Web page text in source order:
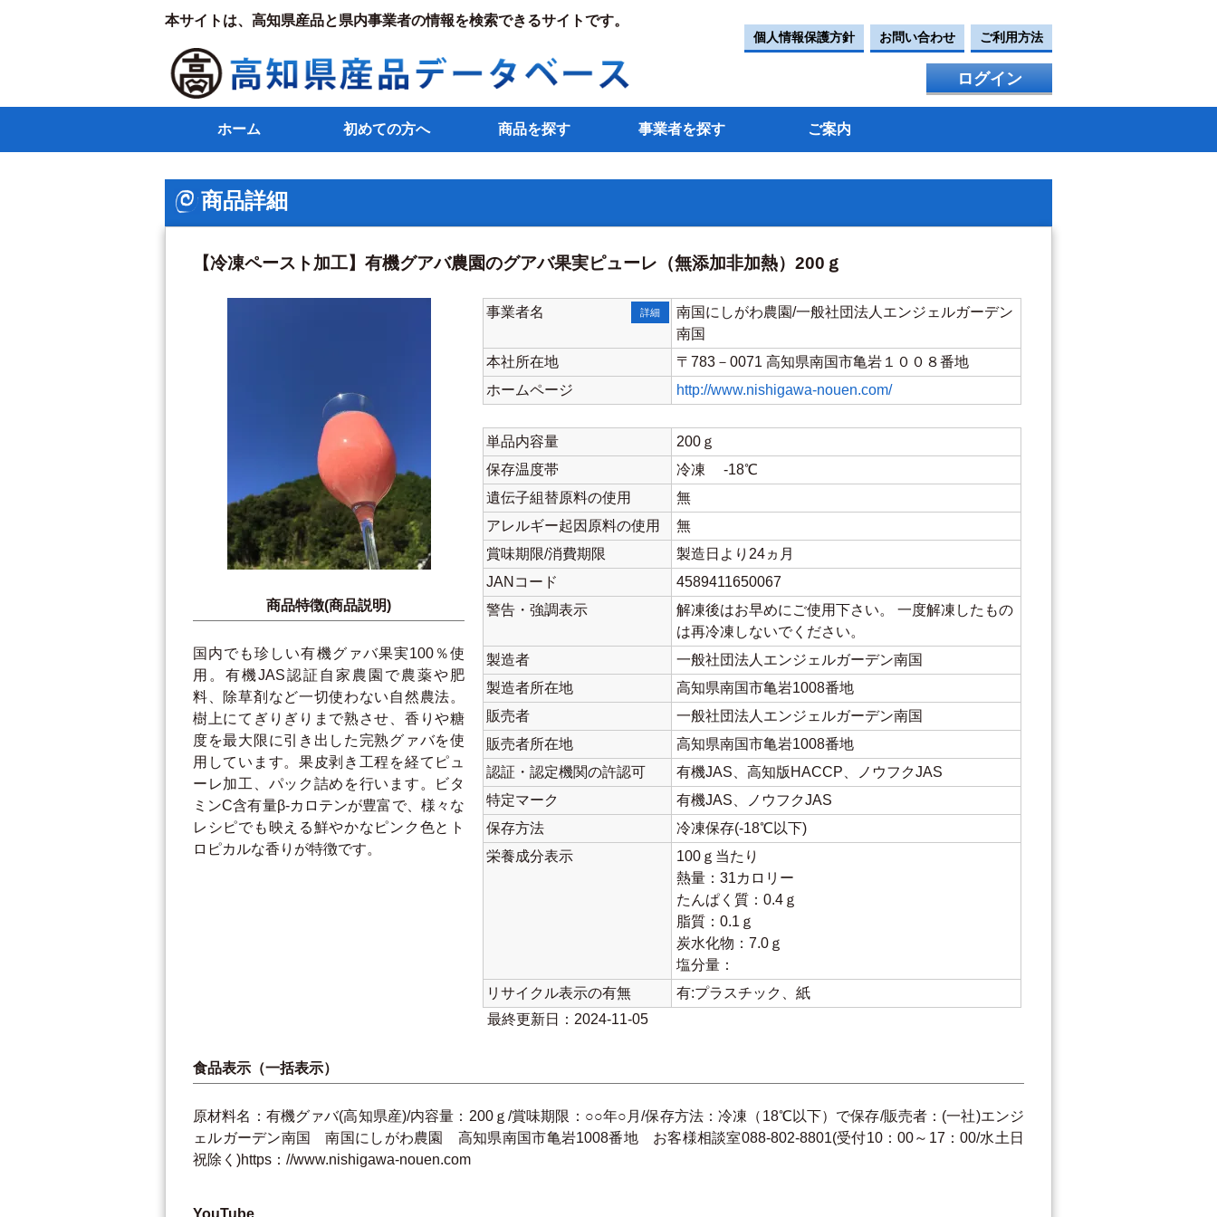
本サイトは、高知県産品と県内事業者の情報を検索できるサイトです。
個人情報保護方針 お問い合わせ ご利用方法
ログイン
ホーム 初めての方へ 商品を探す 事業者を探す ご案内
商品詳細
【冷凍ペースト加工】有機グアバ農園のグアバ果実ピューレ（無添加非加熱）200ｇ
商品特徴(商品説明)
国内でも珍しい有機グァバ果実100％使
用。有機JAS認証自家農園で農薬や肥
料、除草剤など一切使わない自然農法。
樹上にてぎりぎりまで熟させ、香りや糖
度を最大限に引き出した完熟グァバを使
用しています。果皮剥き工程を経てピュ
ーレ加工、パック詰めを行います。ビタ
ミンC含有量β-カロテンが豊富で、様々な
レシピでも映える鮮やかなピンク色とト
ロピカルな香りが特徴です。
事業者名 詳細
南国にしがわ農園/一般社団法人エンジェルガーデン
南国
本社所在地
〒783－0071 高知県南国市亀岩１００８番地
ホームページ
http://www.nishigawa-nouen.com/
単品内容量
200ｇ
保存温度帯
冷凍 -18℃
遺伝子組替原料の使用
無
アレルギー起因原料の使用
無
賞味期限/消費期限
製造日より24ヵ月
JANコード
4589411650067
警告・強調表示
解凍後はお早めにご使用下さい。 一度解凍したもの
は再冷凍しないでください。
製造者
一般社団法人エンジェルガーデン南国
製造者所在地
高知県南国市亀岩1008番地
販売者
一般社団法人エンジェルガーデン南国
販売者所在地
高知県南国市亀岩1008番地
認証・認定機関の許認可
有機JAS、高知版HACCP、ノウフクJAS
特定マーク
有機JAS、ノウフクJAS
保存方法
冷凍保存(-18℃以下)
栄養成分表示
100ｇ当たり
熱量：31カロリー
たんぱく質：0.4ｇ
脂質：0.1ｇ
炭水化物：7.0ｇ
塩分量：
リサイクル表示の有無
有:プラスチック、紙
最終更新日：2024-11-05
食品表示（一括表示）
原材料名：有機グァバ(高知県産)/内容量：200ｇ/賞味期限：○○年○月/保存方法：冷凍（18℃以下）で保存/販売者：(一社)エンジ
ェルガーデン南国 南国にしがわ農園 高知県南国市亀岩1008番地 お客様相談室088-802-8801(受付10：00～17：00/水土日
祝除く)https：//www.nishigawa-nouen.com
YouTube